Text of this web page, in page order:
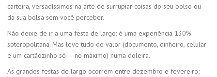
carteira, versadíssimos na arte de surrupiar coisas do seu bolso ou
da sua bolsa sem você perceber.
Não deixe de ir a uma festa de largo: é uma experiência 130%
soteropolitana. Mas leve tudo de valor (documento, dinheiro, celular
e um cartãozinho só — no máximo) numa doleira.
As grandes festas de largo ocorrem entre dezembro e fevereiro;